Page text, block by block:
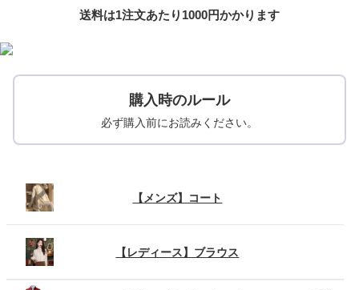
送料は1注文あたり 1000円かかります
購入時のルール
必ず購入前にお読みください。
【メンズ】コート
【レディース】ブラウス